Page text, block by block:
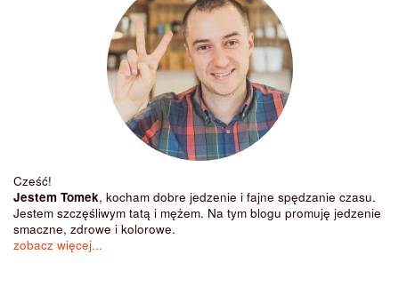
Cześć!
Jestem Tomek, kocham dobre jedzenie i fajne spędzanie czasu.
Jestem szczęśliwym tatą i mężem. Na tym blogu promuję jedzenie
smaczne, zdrowe i kolorowe.
zobacz więcej...